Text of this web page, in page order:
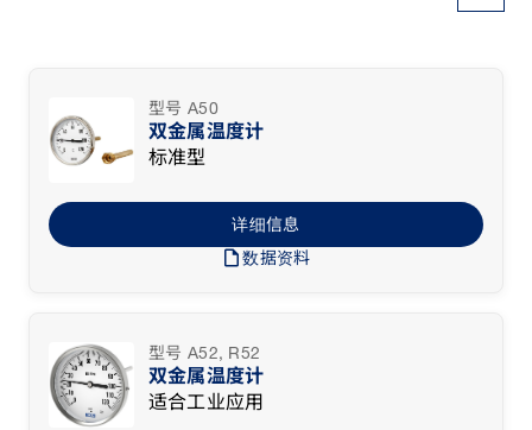
型号 A50
双金属温度计
标准型
draft数据资料
详细信息
型号 A52, R52
双金属温度计
适合工业应用